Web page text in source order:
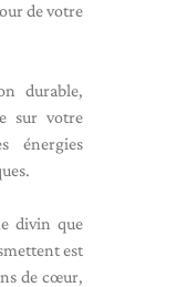
de votre
durable,
sur votre
énergies
divin que
est
de cœur,